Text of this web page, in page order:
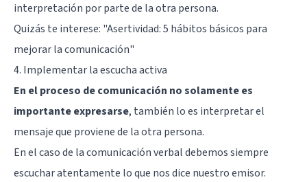
interpretación por parte de la otra persona.
Quizás te interese: "Asertividad: 5 hábitos básicos para
mejorar la comunicación"
4. Implementar la escucha activa
En el proceso de comunicación no solamente es
importante expresarse, también lo es interpretar el
mensaje que proviene de la otra persona.
En el caso de la comunicación verbal debemos siempre
escuchar atentamente lo que nos dice nuestro emisor.